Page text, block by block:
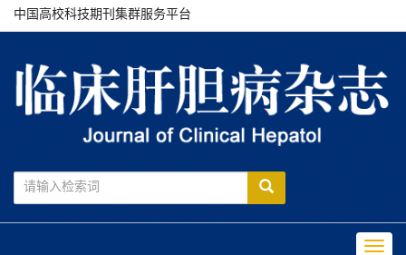
中国高校科技期刊集群服务平台